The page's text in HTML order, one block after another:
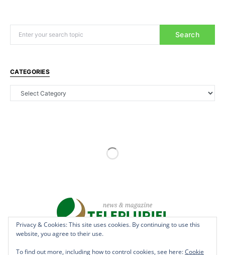
Search
CATEGORIES
Copyright © 2022 - teleplurielhaiti.com | *** Designed, Managed &
Privacy & Cookies: This site uses cookies. By continuing to use this
website, you agree to their use.
To find out more, including how to control cookies, see here:Cookie